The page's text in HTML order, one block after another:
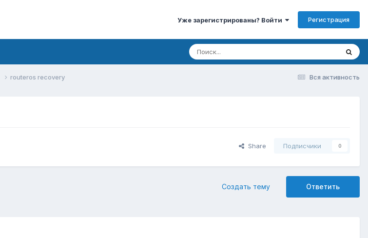
Уже зарегистрированы? Войти Регистрация
Вся активность
routeros recovery
Share Подписчики 0
Ответить
Создать тему